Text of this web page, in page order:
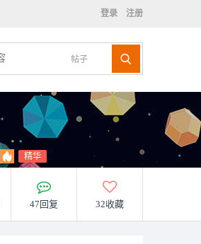
登录 注册
帖子
精华
47回复 32收藏